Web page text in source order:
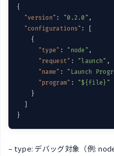
{
"version" : "0.2.0" ,
"configurations" : [
    {
"type" : "node" ,
"request" : "launch" ,
"name" : "Launch
"program" :
"${file}"
    }
– type: デバッグ対象（例: